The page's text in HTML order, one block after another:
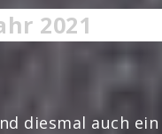
2021
diesmal auch